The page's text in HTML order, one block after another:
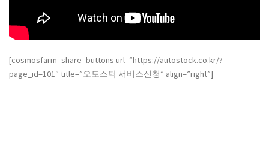
[cosmosfarm_share_buttons url=”https://autostock.co.kr/?
page_id=101″ title=”오토스탁 서비스신청” align=”right”]